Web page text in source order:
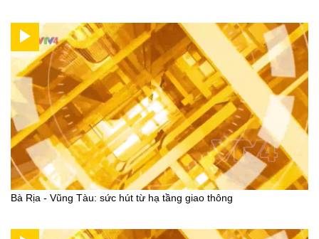
Bà Rịa - Vũng Tàu: sức hút từ hạ tầng giao thông